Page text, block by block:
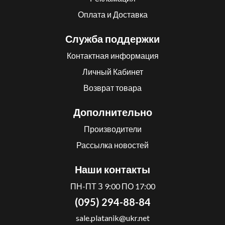
Оплата и Доставка
Служба поддержки
Контактная информация
Личный Кабинет
Возврат товара
Дополнительно
Производители
Рассылка новостей
Наши контакты
ПН-ПТ З 9:00 ПО 17:00
(095) 294-88-84
sale.platanik@ukr.net